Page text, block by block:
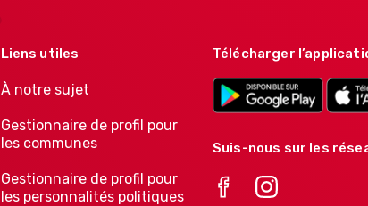
Liens utiles
À notre sujet
Gestionnaire de profil pour
les communes
Gestionnaire de profil pour
les personnalités politiques
Télécharger
Suis-nous sur les